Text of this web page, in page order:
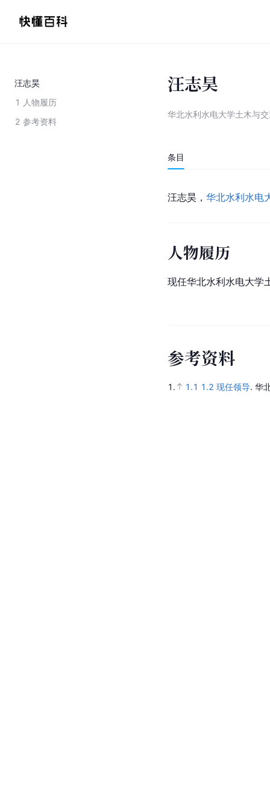
汪志昊
1 人物履历
2 参考资料
汪志昊
华北水利水电大学土木与
条目
汪志昊， 华北水利水电
人物履历
现任华北水利水电大学
参考资料
1. 1.1 1.2 现任领导. 华